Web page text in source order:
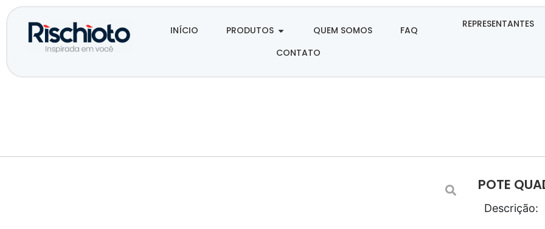
INÍCIO PRODUTOS QUEM SOMOS
FAQ
CONTATO
REPRESENTANTES
POTE
Descrição: